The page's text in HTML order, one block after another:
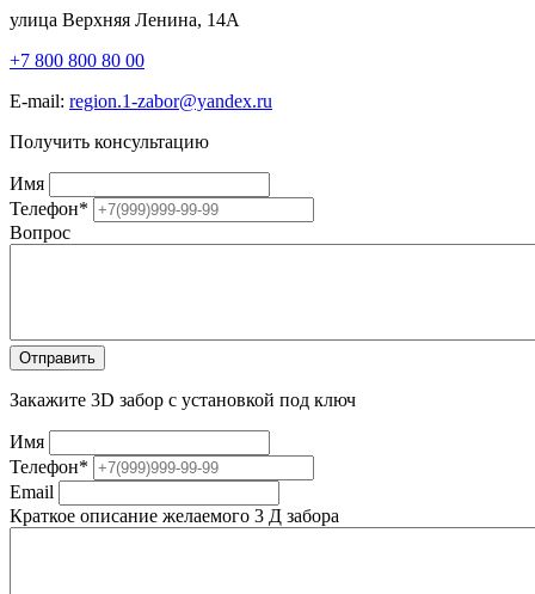
улица Верхняя Ленина, 14А
+7 800 800 80 00
E-mail: region.1-zabor@yandex.ru
Получить консультацию
Имя
Телефон*
Вопрос
Закажите 3D забор с установкой под ключ
Имя
Телефон*
Email
Краткое описание желаемого 3 Д забора